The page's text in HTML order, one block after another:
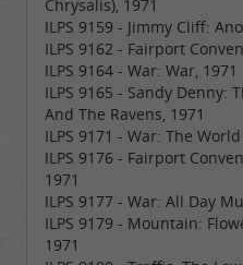
Chrysalis), 1971
ILPS 9159 - Jimmy Cliff:
ILPS 9162 - Fairport
ILPS 9164 - War: War, 1971
ILPS 9165 - Sandy Denny:
And The Ravens, 1971
ILPS 9171 - War: The
ILPS 9176 - Fairport
1971
ILPS 9177 - War: All Day
ILPS 9179 - Mountain:
1971